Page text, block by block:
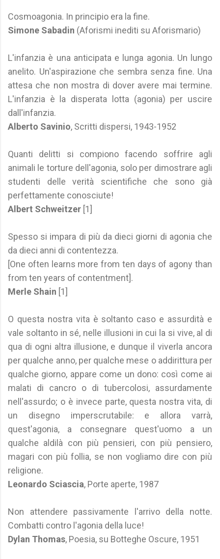
Cosmoagonia. In principio era la fine.
Simone Sabadin (Aforismi inediti su Aforismario)
L'infanzia è una anticipata e lunga agonia. Un lungo
anelito. Un'aspirazione che sembra senza fine. Una
attesa che non mostra di dover avere mai termine.
L'infanzia è la disperata lotta (agonia) per uscire
dall'infanzia.
Alberto Savinio, Scritti dispersi, 1943-1952
Quanti delitti si compiono facendo soffrire agli
animali le torture dell'agonia, solo per dimostrare agli
studenti delle verità scientifiche che sono già
perfettamente conosciute!
Albert Schweitzer [1]
Spesso si impara di più da dieci giorni di agonia che
da dieci anni di contentezza.
[One often learns more from ten days of agony than
from ten years of contentment].
Merle Shain [1]
O questa nostra vita è soltanto caso e assurdità e
vale soltanto in sé, nelle illusioni in cui la si vive, al di
qua di ogni altra illusione, e dunque il viverla ancora
per qualche anno, per qualche mese o addirittura per
qualche giorno, appare come un dono: così come ai
malati di cancro o di tubercolosi, assurdamente
nell'assurdo; o è invece parte, questa nostra vita, di
un disegno imperscrutabile: e allora varrà,
quest'agonia, a consegnare quest'uomo a un
qualche aldilà con più pensieri, con più pensiero,
magari con più follia, se non vogliamo dire con più
religione.
Leonardo Sciascia, Porte aperte, 1987
Non attendere passivamente l'arrivo della notte.
Combatti contro l'agonia della luce!
Dylan Thomas, Poesia, su Botteghe Oscure, 1951